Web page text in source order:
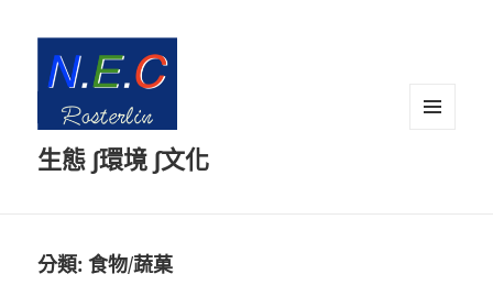
生態 ∫環境 ∫文化
分類:食物/蔬菓